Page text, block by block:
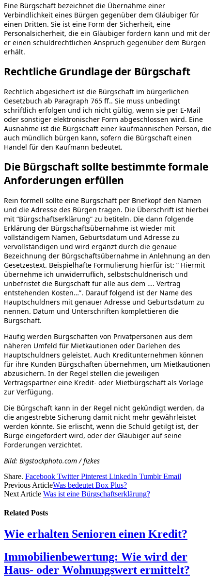
Eine Bürgschaft bezeichnet die Übernahme einer
Verbindlichkeit eines Bürgen gegenüber dem Gläubiger für
einen Dritten. Sie ist eine Form der Sicherheit, eine
Personalsicherheit, die ein Gläubiger fordern kann und mit der
er einen schuldrechtlichen Anspruch gegenüber dem Bürgen
erhält.
Rechtliche Grundlage der Bürgschaft
Rechtlich abgesichert ist die Bürgschaft im bürgerlichen
Gesetzbuch ab Paragraph 765 ff.. Sie muss unbedingt
schriftlich erfolgen und ich nicht gültig, wenn sie per E-Mail
oder sonstiger elektronischer Form abgeschlossen wird. Eine
Ausnahme ist die Bürgschaft einer kaufmännischen Person, die
auch mündlich bürgen kann, sofern die Bürgschaft einen
Handel für den Kaufmann bedeutet.
Die Bürgschaft sollte bestimmte formale
Anforderungen erfüllen
Rein formell sollte eine Bürgschaft per Briefkopf den Namen
und die Adresse des Bürgen tragen. Die Überschrift ist hierbei
mit “Bürgschaftserklärung” zu betiteln. Die dann folgende
Erklärung der Bürgschaftsübernahme ist wieder mit
vollständigem Namen, Geburtsdatum und Adresse zu
vervollständigen und wird ergänzt durch die genaue
Bezeichnung der Bürgschaftsübernahme in Anlehnung an den
Gesetzestext. Beispielhafte Formulierung hierfür ist: ” Hiermit
übernehme ich unwiderruflich, selbstschuldnerisch und
unbefristet die Bürgschaft für alle aus dem …. Vertrag
entstehenden Kosten…”. Darauf folgend ist der Name des
Hauptschuldners mit genauer Adresse und Geburtsdatum zu
nennen. Datum und Unterschriften komplettieren die
Bürgschaft.
Häufig werden Bürgschaften von Privatpersonen aus dem
näheren Umfeld für Mietkautionen oder Darlehen des
Hauptschuldners geleistet. Auch Kreditunternehmen können
für ihre Kunden Bürgschaften übernehmen, um Mietkautionen
abzusichern. In der Regel stellen die jeweiligen
Vertragspartner eine Kredit- oder Mietbürgschaft als Vorlage
zur Verfügung.
Die Bürgschaft kann in der Regel nicht gekündigt werden, da
die angestrebte Sicherung damit nicht mehr gewährleistet
werden könnte. Sie erlischt, wenn die Schuld getilgt ist, der
Bürge eingefordert wird, oder der Gläubiger auf seine
Forderungen verzichtet.
Bild: Bigstockphoto.com / fizkes
Share. Facebook Twitter Pinterest LinkedIn Tumblr Email
Previous ArticleWas bedeutet Box Plus?
Next Article Was ist eine Bürgschaftserklärung?
Related Posts
Wie erhalten Senioren einen Kredit?
Immobilienbewertung: Wie wird der
Haus- oder Wohnungswert ermittelt?